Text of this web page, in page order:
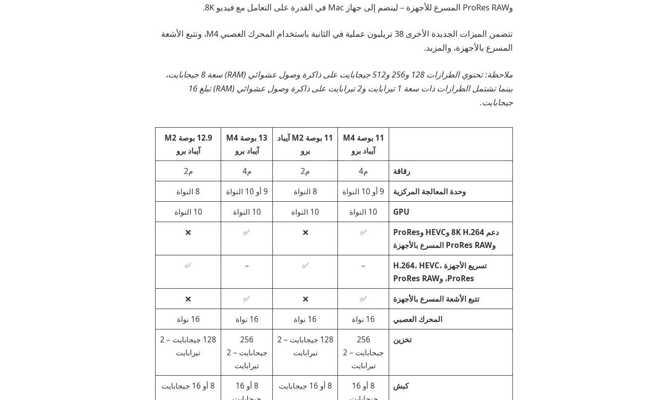
وProRes RAW المسرع للأجهزة – لينضم إلى جهاز Mac في القدرة على التعامل مع فيديو 8K.
تتضمن الميزات الجديدة الأخرى 38 تريليون عملية في الثانية باستخدام المحرك العصبي M4، وتتبع الأشعة
المسرع بالأجهزة، والمزيد.
ملاحظة: تحتوي الطرازات 128 و256 و512 جيجابايت على ذاكرة وصول عشوائي (RAM) سعة 8 جيجابايت،
بينما تشتمل الطرازات ذات سعة 1 تيرابايت و2 تيرابايت على ذاكرة وصول عشوائي (RAM) تبلغ 16
جيجابايت.
11 بوصة M4
آيباد برو
11 بوصة M2 آيباد
برو
13 بوصة M4
آيباد برو
12.9 بوصة M2
آيباد برو
رقاقة
م4 م2 م4
م2
وحدة المعالجة المركزية
9 أو 10 النواة 8 النواة 9 أو 10 النواة
8 النواة
GPU
10 النواة 10 النواة 10 النواة
10 النواة
دعم 8K H.264 وHEVC وProRes
وProRes RAW المسرع بالأجهزة
✅
❌
✅
❌
تسريع الأجهزة H.264، HEVC،
ProRes، وProRes RAW
–
✅
–
✅
تتبع الأشعة المسرع بالأجهزة ✅
❌
✅
❌
المحرك العصبي
16 نواة 16 نواة 16 نواة
16 نواة
تخزين
256
جيجابايت – 2
تيرابايت
128 جيجابايت – 2
تيرابايت
256
جيجابايت – 2
تيرابايت
128 جيجابايت – 2
تيرابايت
كبش
8 أو 16
8 أو 16 جيجابايت
8 أو 16
8 أو 16 جيجابايت